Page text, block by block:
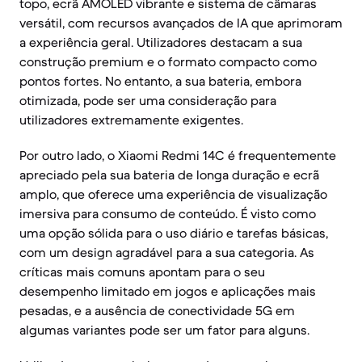
topo, ecrã AMOLED vibrante e sistema de câmaras
versátil, com recursos avançados de IA que aprimoram
a experiência geral. Utilizadores destacam a sua
construção premium e o formato compacto como
pontos fortes. No entanto, a sua bateria, embora
otimizada, pode ser uma consideração para
utilizadores extremamente exigentes.
Por outro lado, o Xiaomi Redmi 14C é frequentemente
apreciado pela sua bateria de longa duração e ecrã
amplo, que oferece uma experiência de visualização
imersiva para consumo de conteúdo. É visto como
uma opção sólida para o uso diário e tarefas básicas,
com um design agradável para a sua categoria. As
críticas mais comuns apontam para o seu
desempenho limitado em jogos e aplicações mais
pesadas, e a ausência de conectividade 5G em
algumas variantes pode ser um fator para alguns.